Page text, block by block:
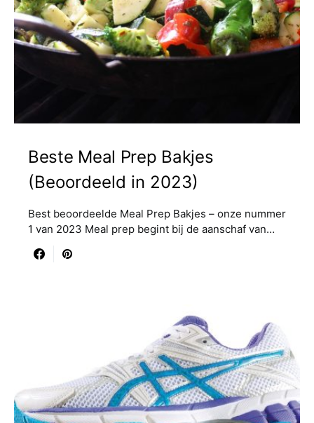
Beste Meal Prep Bakjes
(Beoordeeld in 2023)
Best beoordeelde Meal Prep Bakjes – onze nummer
1 van 2023 Meal prep begint bij de aanschaf van…